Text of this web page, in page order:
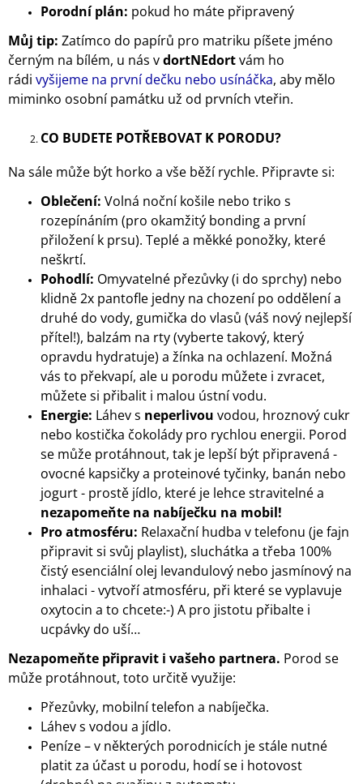
Porodní plán: pokud ho máte připravený
Můj tip: Zatímco do papírů pro matriku píšete jméno
černým na bílém, u nás vdortNEdortvám ho
rádi vyšijeme na první dečku nebo usínáčka, aby mělo
miminko osobní památku už od prvních vteřin.
CO BUDETE POTŘEBOVAT K PORODU?
Na sále může být horko a vše běží rychle. Připravte si:
Oblečení: Volná noční košile nebo triko s
rozepínáním (pro okamžitý bonding a první
přiložení k prsu). Teplé a měkké ponožky, které
neškrtí.
Pohodlí: Omyvatelné přezůvky (i do sprchy) nebo
klidně 2x pantofle jedny na chození po oddělení a
druhé do vody, gumička do vlasů (váš nový nejlepší
přítel!), balzám na rty (vyberte takový, který
opravdu hydratuje) a žínka na ochlazení. Možná
vás to překvapí, ale u porodu můžete i zvracet,
můžete si přibalit i malou ústní vodu.
Energie: Láhev s neperlivou vodou, hroznový cukr
nebo kostička čokolády pro rychlou energii. Porod
se může protáhnout, tak je lepší být připravená -
ovocné kapsičky a proteinové tyčinky, banán nebo
jogurt - prostě jídlo, které je lehce stravitelné a
nezapomeňte na nabíječku na mobil!
Pro atmosféru: Relaxační hudba v telefonu (je fajn
připravit si svůj playlist), sluchátka a třeba 100%
čistý esenciální olej levandulový nebo jasmínový na
inhalaci - vytvoří atmosféru, při které se vyplavuje
oxytocin a to chcete:-) A pro jistotu přibalte i
ucpávky do uší…
Nezapomeňte připravit i vašeho partnera. Porod se
může protáhnout, toto určitě využije:
Přezůvky, mobilní telefon a nabíječka.
Láhev s vodou a jídlo.
Peníze – v některých porodnicích je stále nutné
platit za účast u porodu, hodí se i hotovost